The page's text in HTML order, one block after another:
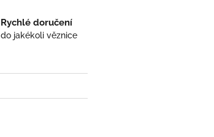
Rychlé doručení
do jakékoli věznice